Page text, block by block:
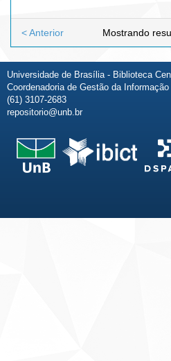
Mostrando
< Anterior
Universidade de Brasília - Biblioteca
Coordenadoria de Gestão da
(61) 3107-2683
repositorio@unb.br